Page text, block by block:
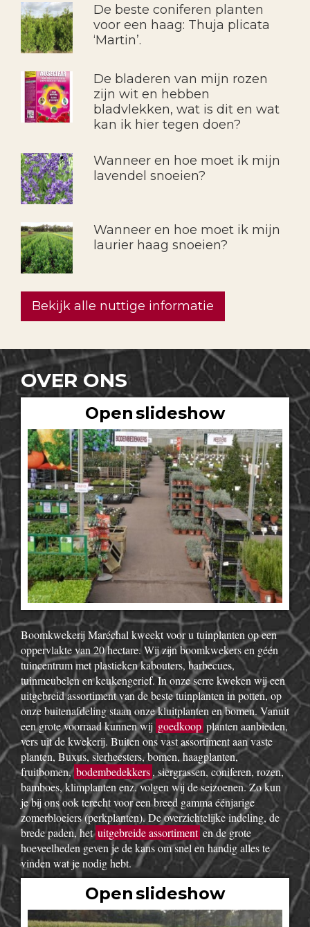
De beste coniferen planten
voor een haag: Thuja plicata
‘Martin’.
De bladeren van mijn rozen
zijn wit en hebben
bladvlekken, wat is dit en wat
kan ik hier tegen doen?
Wanneer en hoe moet ik mijn
lavendel snoeien?
Wanneer en hoe moet ik mijn
laurier haag snoeien?
Bekijk alle nuttige informatie
OVER ONS
Open slideshow
Boomkwekerij Maréchal kweekt voor u tuinplanten op een
oppervlakte van 20 hectare. Wij zijn boomkwekers en géén
tuincentrum met plastieken kabouters, barbecues,
tuinmeubelen en keukengerief. In onze serre kweken wij een
uitgebreid assortiment van de beste tuinplanten in potten, op
onze buitenafdeling staan onze kluitplanten en bomen. Vanuit
een grote voorraad kunnen wij goedkoop planten aanbieden,
vers uit de kwekerij. Buiten ons vast assortiment aan vaste
planten, Buxus, sierheesters, bomen, haagplanten,
fruitbomen,bodembedekkers, siergrassen, coniferen, rozen,
bamboes, klimplanten enz. volgen wij de seizoenen. Zo kun
je bij ons ook terecht voor een breed gamma éénjarige
zomerbloeiers (perkplanten). De overzichtelijke indeling, de
brede paden, hetuitgebreide assortiment en de grote
hoeveelheden geven je de kans om snel en handig alles te
vinden wat je nodig hebt.
Open slideshow